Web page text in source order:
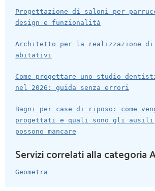
Progettazione di saloni per
design e funzionalità
Architetto per la realizzazione di
abitativi
Come progettare uno studio
nel 2026: guida senza errori
Bagni per case di riposo: come
progettati e quali sono gli ausili
possono mancare
Servizi correlati alla categoria
Geometra